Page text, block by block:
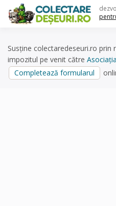
content
Susține colectaredeseuri.ro prin
impozitul pe venit către
Completează formularul